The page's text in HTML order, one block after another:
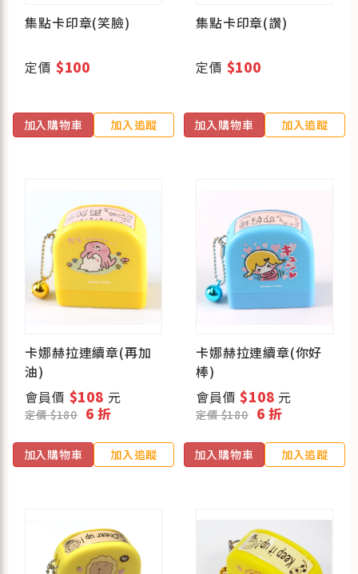
集點卡印章(笑臉)
定價 $100
加入購物車 加入追蹤
集點卡印章(讚)
定價 $100
加入購物車 加入追蹤
卡娜赫拉連續章(再加
油)
會員價 $108 元
定價 $180 6 折
加入購物車 加入追蹤
卡娜赫拉連續章(你好
棒)
會員價$108 元
定價 $180 6 折
加入購物車 加入追蹤